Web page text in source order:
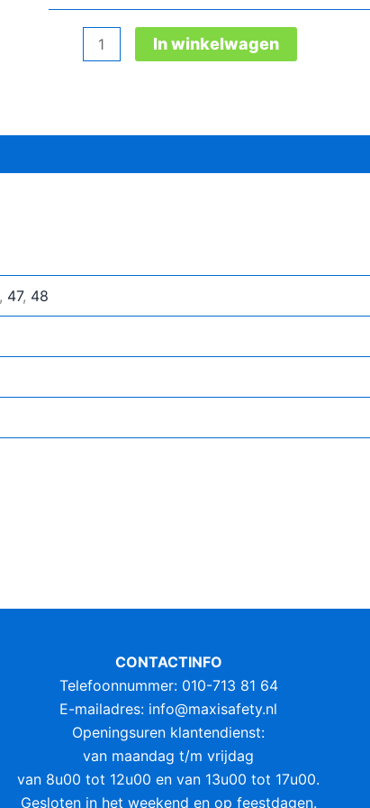
Jogger
Mid
aantal
In winkelwagen
, 47, 48
CONTACTINFO
Telefoonnummer: 010-713 81 64
E-mailadres: info@maxisafety.nl
Openingsuren klantendienst:
van maandag t/m vrijdag
van 8u00 tot 12u00 en van 13u00 tot 17u00.
Gesloten in het weekend en op feestdagen.